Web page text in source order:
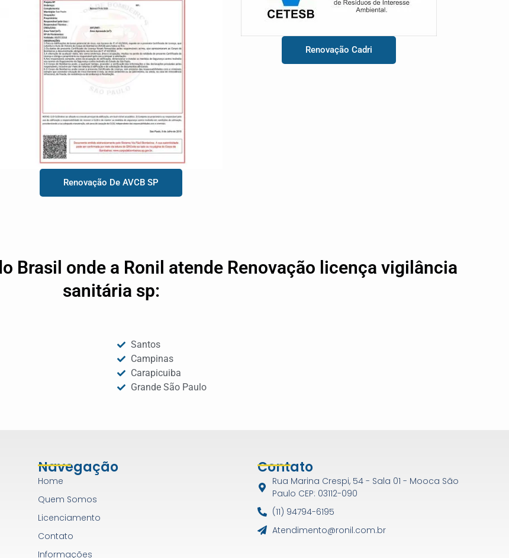
Renovação De AVCB SP
Renovação Cadri
Brasil onde a Ronil atende Renovação licença vigilância
sanitária sp:
Santos
Campinas
Carapicuiba
Grande São Paulo
Navegação
Home
Quem Somos
Licenciamento
Contato
Informações
Contato
Rua Marina Crespi, 54 - Sala 01 - Mooca São
Paulo CEP: 03112-090
(11) 94794-6195
Atendimento@ronil.com.br